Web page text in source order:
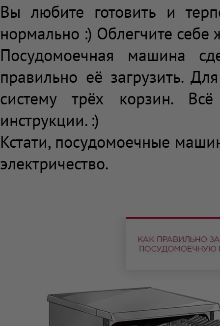
Вы любите готовить и
нормально :) Облегчите себе
Посудомоечная машина
правильно её загрузить.
систему трёх корзин.
инструкции. :)
Кстати, посудомоечные
электричество.